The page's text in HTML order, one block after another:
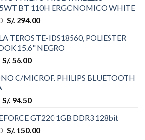
BT 110H ERGONOMICO WHITE
S/. 294.00
TEROS TE-IDS18560, POLIESTER,
15.6" NEGRO
S/. 56.00
C/MICROF. PHILIPS BLUETOOTH
S/. 94.50
GT220 1GB DDR3 128bit
S/. 150.00